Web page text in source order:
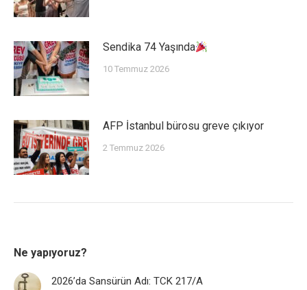
Sendika 74 Yaşında
10 Temmuz 2026
AFP İstanbul bürosu greve çıkıyor
2 Temmuz 2026
Ne yapıyoruz?
2026’da Sansürün Adı: TCK 217/A